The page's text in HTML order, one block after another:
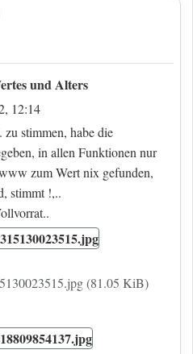
und Alters
12:14
stimmen, habe die
in allen Funktionen nur
zum Wert nix gefunden,
stimmt !,..
(81.05 KiB)